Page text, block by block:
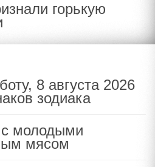
горькую
8 августа 2026
зодиака
молодыми
мясом